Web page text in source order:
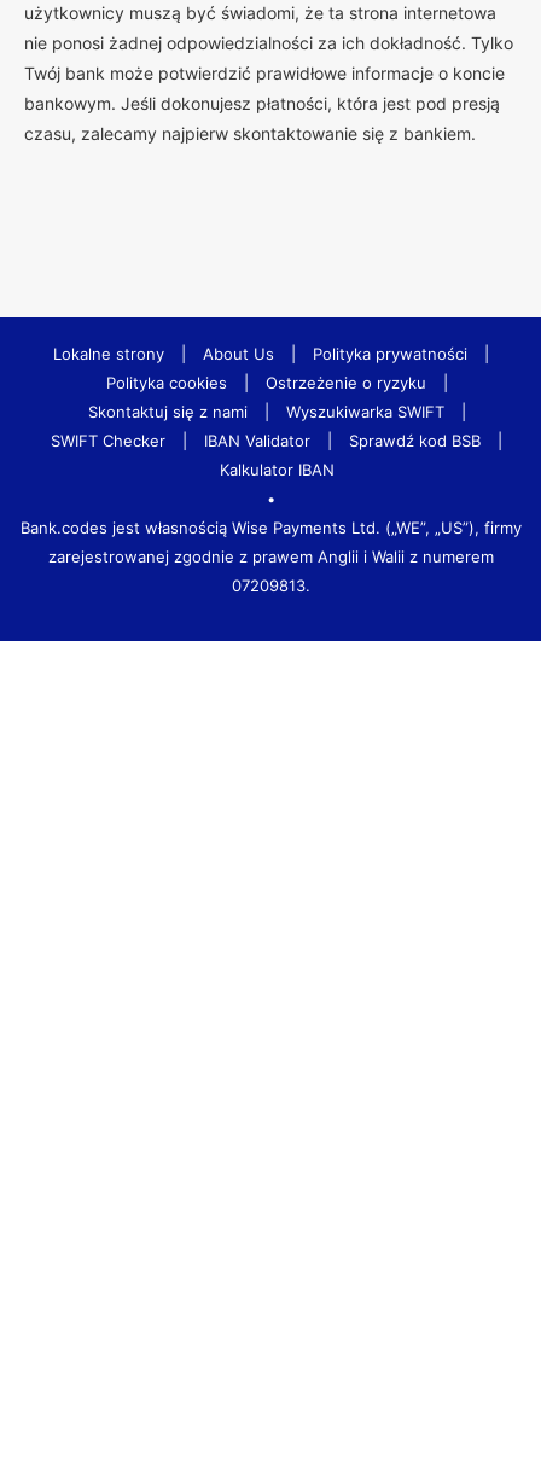
użytkownicy muszą być świadomi, że ta strona internetowa
nie ponosi żadnej odpowiedzialności za ich dokładność. Tylko
Twój bank może potwierdzić prawidłowe informacje o koncie
bankowym. Jeśli dokonujesz płatności, która jest pod presją
czasu, zalecamy najpierw skontaktowanie się z bankiem.
Lokalne strony About Us Polityka prywatności
Polityka cookies
Ostrzeżenie o ryzyku
Skontaktuj się z nami
Wyszukiwarka SWIFT
SWIFT Checker
IBAN Validator Sprawdź kod BSB
Kalkulator IBAN
•
Bank.codes jest własnością Wise Payments Ltd. („WE”, „US”), firmy
zarejestrowanej zgodnie z prawem Anglii i Walii z numerem
07209813.